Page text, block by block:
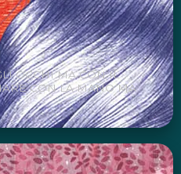
OCCHI MA CON IL
CON LA MANO MA